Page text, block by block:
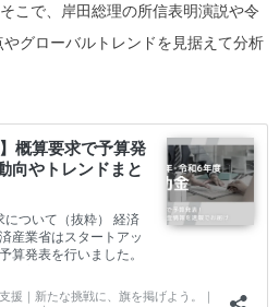
こで、岸田総理の所信表明演説や令
グローバルトレンドを見据えて分析